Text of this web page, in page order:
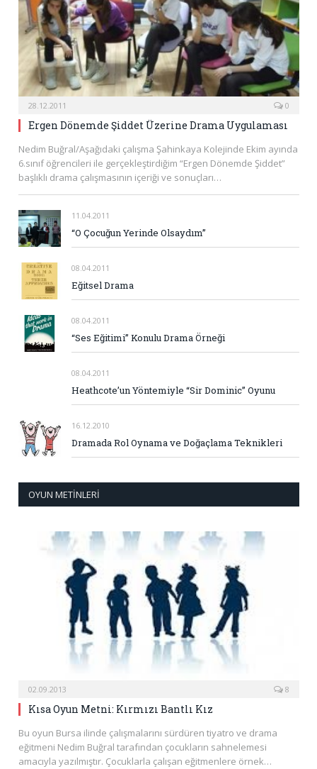
28.12.2011 0
Ergen Dönemde Şiddet Üzerine Drama Uygulaması
Nedim Buğral/Aşağıdaki çalışma Şahinkaya Kolejinde Ekim ayında
6.sınıf öğrencileri ile gerçekleştirdiğim “Ergen Dönemde Şiddet”
başlıklı drama çalışmasının içeriği ve sonuçları…
11.04.2011
“O Çocuğun Yerinde Olsaydım”
08.04.2011
Eğitsel Drama
08.04.2011
“Ses Eğitimi” Konulu Drama Örneği
08.04.2011
Heathcote’un Yöntemiyle “Sir Dominic” Oyunu
16.12.2010
Dramada Rol Oynama ve Doğaçlama Teknikleri
OYUN METINLERI
02.09.2013 8
Kısa Oyun Metni: Kırmızı Bantlı Kız
Bu oyun Bursa ilinde çalışmalarını sürdüren tiyatro ve drama
eğitmeni Nedim Buğral tarafından çocukların sahnelemesi
amacıyla yazılmıştır. Çocuklarla çalışan eğitmenlere örnek…